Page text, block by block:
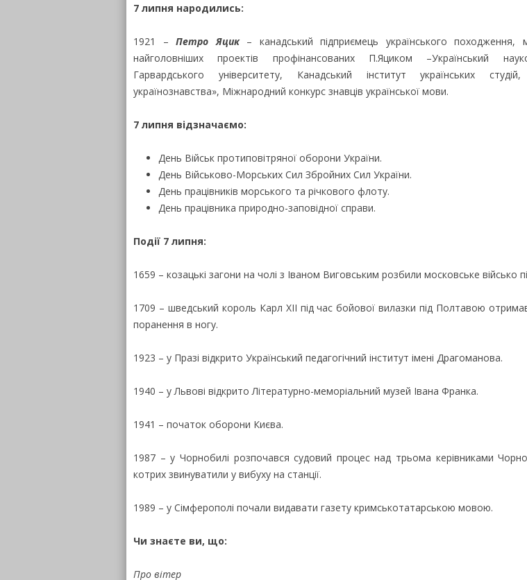
7 липня народились:
1921 – Петро Яцик– канадський підприємець українського походження,
найголовніших проектів профінансованих П.Яциком –Український
Гарвардського університету, Канадський інститут українських студій,
українознавства», Міжнародний конкурс знавців української мови.
7 липня відзначаємо:
День Військ протиповітряної оборони України.
День Військово-Морських Сил Збройних Сил України.
День працівників морського та річкового флоту.
День працівника природно-заповідної справи.
Події 7 липня:
1659 – козацькі загони на чолі з Іваном Виговським розбили московське військо
1709 – шведський король Карл XII під час бойової вилазки під Полтавою
поранення в ногу.
1923 – у Празі відкрито Український педагогічний інститут імені Драгоманова.
1940 – у Львові відкрито Літературно-меморіальний музей Івана Франка.
1941 – початок оборони Києва.
1987 – у Чорнобилі розпочався судовий процес над трьома керівниками
котрих звинуватили у вибуху на станції.
1989 – у Сімферополі почали видавати газету кримськотатарською мовою.
Чи знаєте ви, що:
Про вітер